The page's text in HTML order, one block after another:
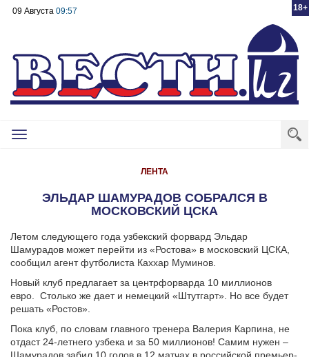
18+
09 Августа 09:57
Toggle
ЛЕНТА
ЭЛЬДАР ШАМУРАДОВ СОБРАЛСЯ В
МОСКОВСКИЙ ЦСКА
Летом следующего года узбекский форвард Эльдар
Шамурадов может перейти из «Ростова» в московский ЦСКА,
сообщил агент футболиста Каххар Муминов.
Новый клуб предлагает за центрфорварда 10 миллионов
евро. Столько же дает и немецкий «Штутгарт». Но все будет
решать «Ростов».
Пока клуб, по словам главного тренера Валерия Карпина, не
отдаст 24-летнего узбека и за 50 миллионов! Самим нужен –